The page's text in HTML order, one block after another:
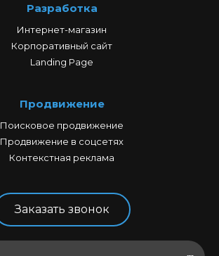
Разработка
Интернет-магазин
Корпоративный сайт
Landing Page
Продвижение
Поисковое продвижение
Продвижение в соцсетях
Контекстная реклама
Заказать звонок